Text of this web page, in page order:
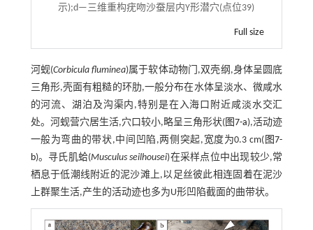
示);d—三维重构疣吻沙蚕层内Y形潜穴(点位39)
Full size
河蚬(Corbicula fluminea)属于软体动物门,双壳纲,身体呈圆底
三角形,壳面有粗糙的环肋,一般分布在水体呈淡水、微咸水
的河流、湖泊及沟渠内,特别是在入海口附近咸淡水交汇
处。河蚬营穴居生活,穴口较小,略呈三角形状(图7-a),活动迹
一般为弯曲的带状,中间凹陷,两侧突起,宽度为0.3 cm( 图7-
b)。寻氏肌蛤(Musculus seilhousei)在采样点位中出现较少,常
栖息于低潮线附近的泥沙滩上,以足丝彼此相连固着在泥沙
上群聚生活,产生的活动迹也多为U形凹陷截面的曲带状。